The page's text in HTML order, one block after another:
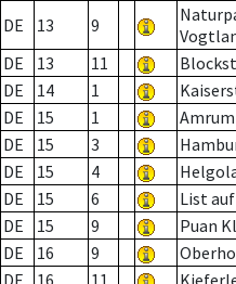
DE 13 9
DE
13 11
DE
14 1
DE
15 1 Amrum
DE
15 3
DE
15 4
DE
15 6 List
DE
15 9 Puan
DE
16 9